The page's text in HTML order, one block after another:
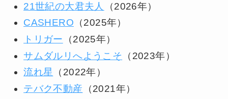
21世紀の大君夫人
（2026年）
CASHERO （2025年）
トリガー （2025年）
サムダルリへようこそ （2023年）
流れ星
（2022年）
テバク不動産 （2021年）